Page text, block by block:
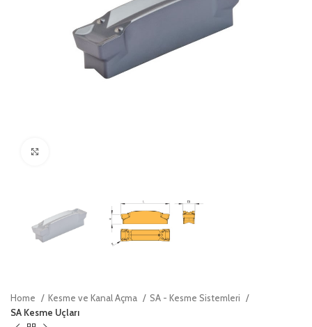
Home Kesme ve Kanal Açma
SA - Kesme Sistemleri
SA Kesme Uçları